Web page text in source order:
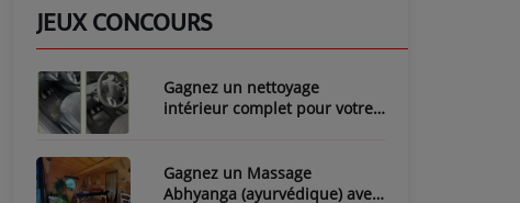
JEUX CONCOURS
Gagnez un nettoyage
intérieur complet pour votre
Gagnez un Massage
Abhyanga (ayurvédique) avec